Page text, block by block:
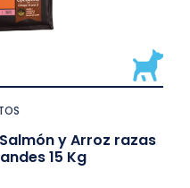
Salmón y Arroz razas
15 Kg